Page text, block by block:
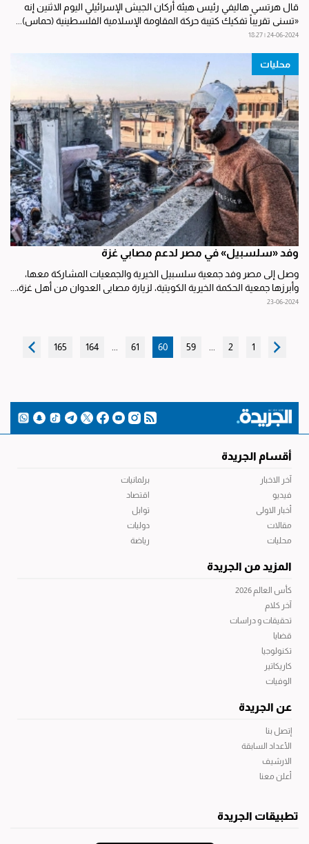
قال هرتسي هاليفي رئيس هيئة أركان الجيش الإسرائيلي اليوم الاثنين إنه
«تسنى تقريباً تفكيك كتيبة حركة المقاومة الإسلامية الفلسطينية (حماس)...
24-06-2024 | 18:27
محليات
وفد «سلسبيل» في مصر لدعم مصابي غزة
وصل إلى مصر وفد جمعية سلسبيل الخيرية والجمعيات المشاركة معها،
وأبرزها جمعية الحكمة الخيرية الكويتية، لزيارة مصابي العدوان من أهل غزة،...
23-06-2024
1
2
59
60
61
164
165
أقسام الجريدة
آخر الاخبار
فيديو
أخبار الاولى
مقالات
محليات
برلمانيات
اقتصاد
توابل
دوليات
رياضة
المزيد من الجريدة
كأس العالم 2026
آخر كلام
تحقيقات و دراسات
قضايا
تكنولوجيا
كاريكاتير
الوفيات
عن الجريدة
إتصل بنا
الأعداد السابقة
الارشيف
أعلن معنا
تطبيقات الجريدة